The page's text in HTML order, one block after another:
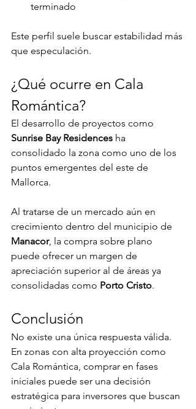
terminado
Este perfil suele buscar estabilidad más
que especulación.
¿Qué ocurre en Cala
Romántica?
El desarrollo de proyectos como
Sunrise Bay Residences ha
consolidado la zona como uno de los
puntos emergentes del este de
Mallorca.
Al tratarse de un mercado aún en
crecimiento dentro del municipio de
Manacor, la compra sobre plano
puede ofrecer un margen de
apreciación superior al de áreas ya
consolidadas como Porto Cristo.
Conclusión
No existe una única respuesta válida.
En zonas con alta proyección como
Cala Romántica, comprar en fases
iniciales puede ser una decisión
estratégica para inversores que buscan